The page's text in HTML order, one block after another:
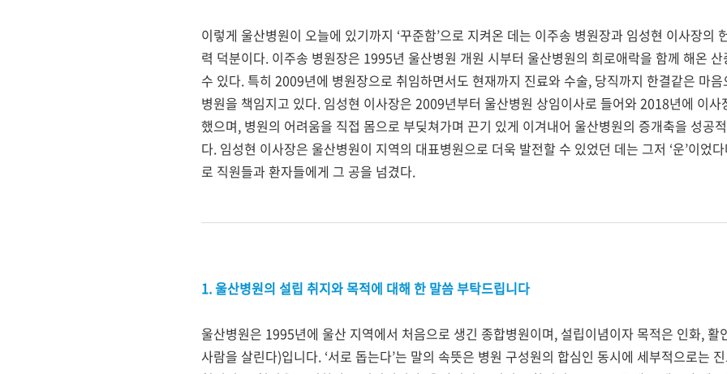
이렇게 울산병원이 오늘에 있기까지 ‘꾸준함’으로 지켜온 데는 이주송 병원장과 임성현 이사장의
력 덕분이다. 이주송 병원장은 1995년 울산병원 개원 시부터 울산병원의 희로애락을 함께 해온
수 있다. 특히 2009년에 병원장으로 취임하면서도 현재까지 진료와 수술, 당직까지 한결같은 마
병원을 책임지고 있다. 임성현 이사장은 2009년부터 울산병원 상임이사로 들어와2018년에 이사
했으며, 병원의 어려움을 직접 몸으로 부딪쳐가며 끈기 있게 이겨내어 울산병원의 증개축을 성공
다. 임성현 이사장은 울산병원이 지역의 대표병원으로 더욱 발전할 수 있었던 데는 그저 ‘운’이었
로 직원들과 환자들에게 그 공을 넘겼다.
1. 울산병원의 설립 취지와 목적에 대해 한 말씀 부탁드립니다
울산병원은 1995년에 울산 지역에서 처음으로 생긴 종합병원이며, 설립이념이자 목적은 인화,활
사람을 살린다)입니다. ‘서로 돕는다’는 말의 속뜻은 병원 구성원의 합심인 동시에 세부적으로는